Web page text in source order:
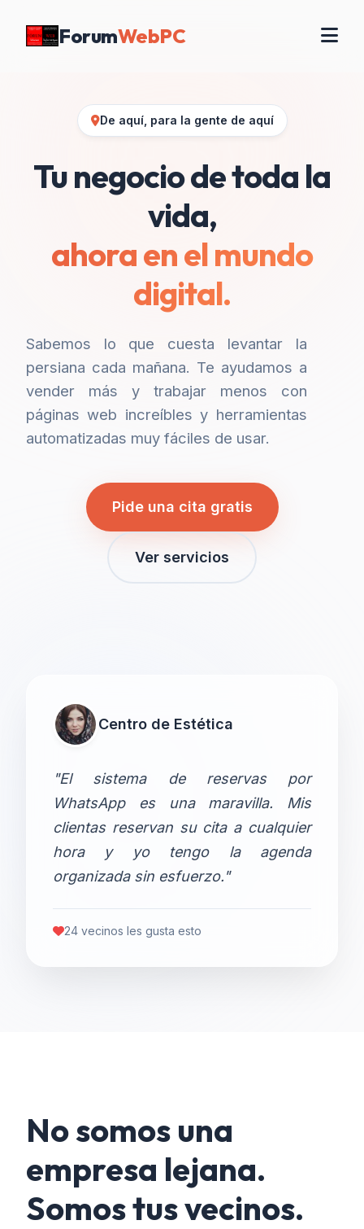
ForumWebPC
De aquí, para la gente de aquí
Tu negocio de toda la
vida,
ahora en el mundo
digital.
Sabemos lo que cuesta levantar la
persiana cada mañana. Te ayudamos a
vender más y trabajar menos con
páginas web increíbles y herramientas
automatizadas muy fáciles de usar.
Pide una cita gratis
Ver servicios
Centro de Estética
"El sistema de reservas por
WhatsApp es una maravilla. Mis
clientas reservan su cita a cualquier
hora y yo tengo la agenda
organizada sin esfuerzo."
24 vecinos les gusta esto
No somos una
empresa lejana.
Somos tus vecinos.